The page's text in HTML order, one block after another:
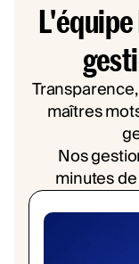
maîtres
Nos
minutes